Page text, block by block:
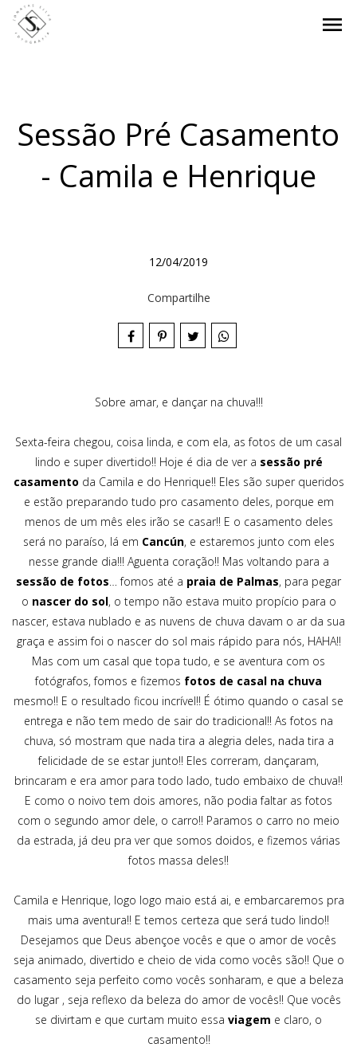
menu
Sessão Pré Casamento
- Camila e Henrique
12/04/2019
Compartilhe
Sobre amar, e dançar na chuva!!!
Sexta-feira chegou, coisa linda, e com ela, as fotos de um casal
lindo e super divertido!! Hoje é dia de ver a sessão pré
casamento da Camila e do Henrique!! Eles são super queridos
e estão preparando tudo pro casamento deles, porque em
menos de um mês eles irão se casar!! E o casamento deles
será no paraíso, lá em Cancún, e estaremos junto com eles
nesse grande dia!!! Aguenta coração!! Mas voltando para a
sessão de fotos… fomos até a praia de Palmas, para pegar
o nascer do sol, o tempo não estava muito propício para o
nascer, estava nublado e as nuvens de chuva davam o ar da sua
graça e assim foi o nascer do sol mais rápido para nós, HAHA!!
Mas com um casal que topa tudo, e se aventura com os
fotógrafos, fomos e fizemos fotos de casal na chuva
mesmo!! E o resultado ficou incrível!! É ótimo quando o casal se
entrega e não tem medo de sair do tradicional!! As fotos na
chuva, só mostram que nada tira a alegria deles, nada tira a
felicidade de se estar junto!! Eles correram, dançaram,
brincaram e era amor para todo lado, tudo embaixo de chuva!!
E como o noivo tem dois amores, não podia faltar as fotos
com o segundo amor dele, o carro!! Paramos o carro no meio
da estrada, já deu pra ver que somos doidos, e fizemos várias
fotos massa deles!!
Camila e Henrique, logo logo maio está ai, e embarcaremos pra
mais uma aventura!! E temos certeza que será tudo lindo!!
Desejamos que Deus abençoe vocês e que o amor de vocês
seja animado, divertido e cheio de vida como vocês são!! Que o
casamento seja perfeito como vocês sonharam, e que a beleza
do lugar , seja reflexo da beleza do amor de vocês!! Que vocês
se divirtam e que curtam muito essa viagem e claro, o
casamento!!